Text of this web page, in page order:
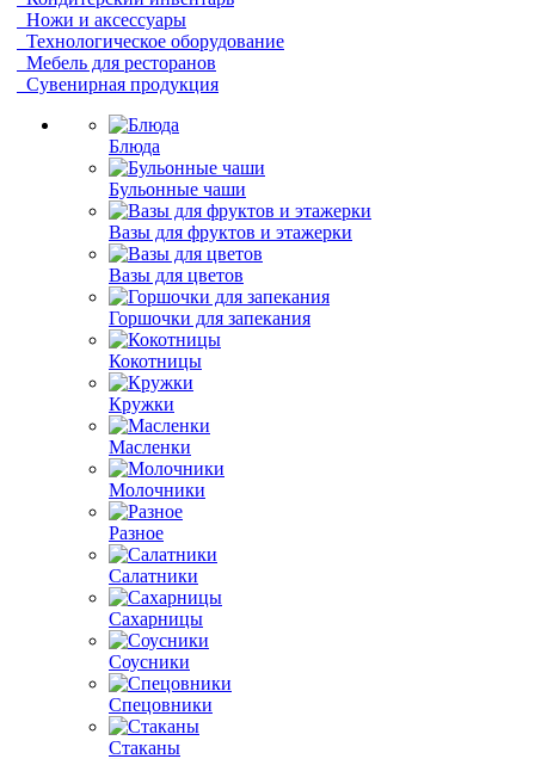
Ножи и аксессуары
Технологическое оборудование
Мебель для ресторанов
Сувенирная продукция
Блюда
Бульонные чаши
Вазы для фруктов и этажерки
Вазы для цветов
Горшочки для запекания
Кокотницы
Кружки
Масленки
Молочники
Разное
Салатники
Сахарницы
Соусники
Спецовники
Стаканы